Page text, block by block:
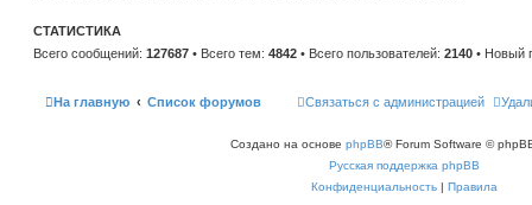
ю
у
о
е
СТАТИСТИКА
Всего сообщений: 127687 • Всего тем: 4842 • Всего пользователей: 2140 • Новый
На главную Список форумов Связаться с администрацией
Создано на основе phpBB® Forum Software ©
Русская поддержка phpBB
Конфиденциальность | Правила